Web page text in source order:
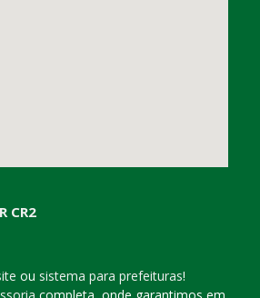
CR2
ou sistema para prefeituras!